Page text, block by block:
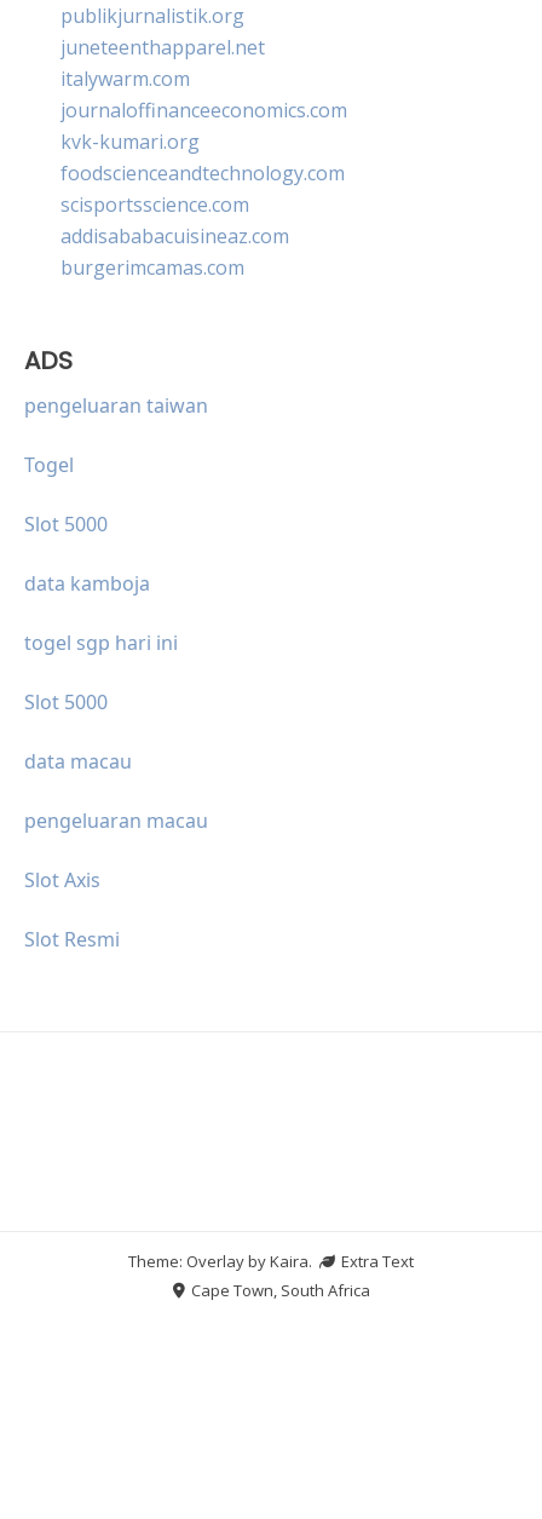
publikjurnalistik.org
juneteenthapparel.net
italywarm.com
journaloffinanceeconomics.com
kvk-kumari.org
foodscienceandtechnology.com
scisportsscience.com
addisababacuisineaz.com
burgerimcamas.com
ADS
pengeluaran taiwan
Togel
Slot 5000
data kamboja
togel sgp hari ini
Slot 5000
data macau
pengeluaran macau
Slot Axis
Slot Resmi
Theme: Overlay byKaira.
Extra Text
Cape Town, South Africa